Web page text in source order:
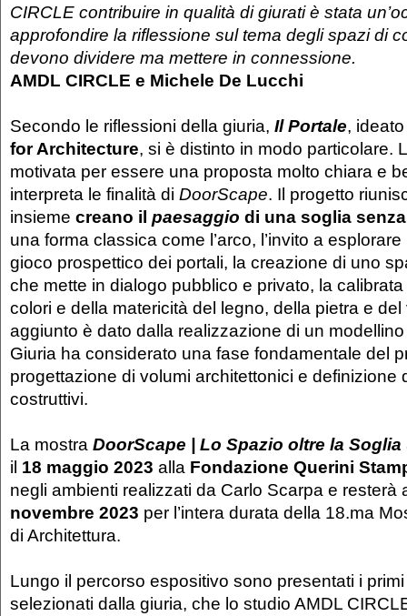
CIRCLE contribuire in qualità di giurati è stata
approfondire la riflessione sul tema degli spazi di
devono dividere ma mettere in connessione.
AMDL CIRCLE e Michele De Lucchi
Secondo le riflessioni della giuria, Il Portale,
for Architecture, si è distinto in modo particolare.
motivata per essere una proposta molto chiara e
interpreta le finalità di DoorScape. Il progetto
insieme creano il paesaggio di una soglia
una forma classica come l’arco, l’invito a esplorare
gioco prospettico dei portali, la creazione di uno
che mette in dialogo pubblico e privato, la
colori e della matericità del legno, della pietra e
aggiunto è dato dalla realizzazione di un
Giuria ha considerato una fase fondamentale del
progettazione di volumi architettonici e definizione
costruttivi.
La mostra DoorScape | Lo Spazio oltre la Soglia
il 18 maggio 2023 alla Fondazione Querini
negli ambienti realizzati da Carlo Scarpa e resterà
novembre 2023 per l’intera durata della 18.ma
di Architettura.
Lungo il percorso espositivo sono presentati i
selezionati dalla giuria, che lo studio AMDL